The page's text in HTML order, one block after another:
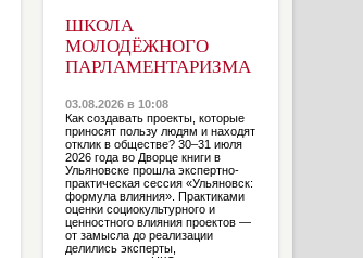
ШКОЛА
МОЛОДЁЖНОГО
ПАРЛАМЕНТАРИЗМА
03.08.2026 в 10:08
Как создавать проекты, которые
приносят пользу людям и находят
отклик в обществе? 30–31 июля
2026 года во Дворце книги в
Ульяновске прошла экспертно-
практическая сессия «Ульяновск:
формула влияния». Практиками
оценки социокультурного и
ценностного влияния проектов —
от замысла до реализации
делились эксперты,